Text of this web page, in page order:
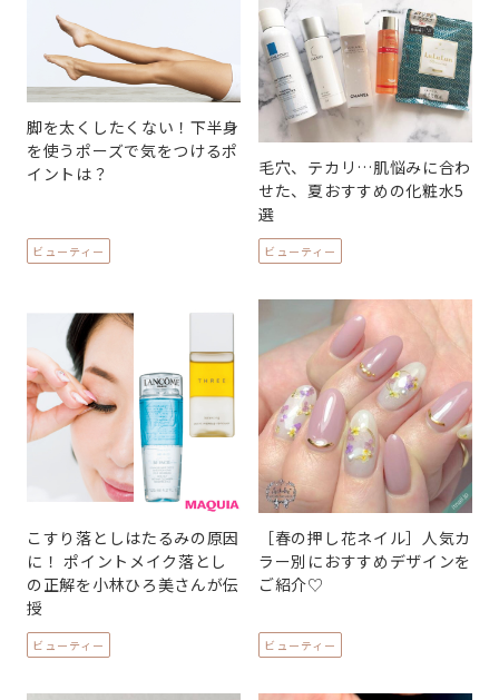
脚を太くしたくない！下半身
を使うポーズで気をつけるポ
イントは？
ビューティー
毛穴、テカリ…肌悩みに合わ
せた、夏おすすめの化粧水5
選
ビューティー
こすり落としはたるみの原因
に！ ポイントメイク落とし
の正解を小林ひろ美さんが伝
授
ビューティー
［春の押し花ネイル］人気カ
ラー別におすすめデザインを
ご紹介♡
ビューティー